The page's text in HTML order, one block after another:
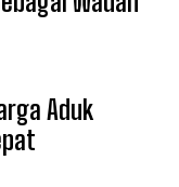
Aduk